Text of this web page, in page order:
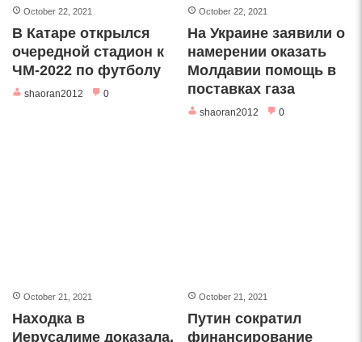
October 22, 2021
В Катаре открылся
очередной стадион к
ЧМ-2022 по футболу
shaoran2012 0
October 22, 2021
На Украине заявили о
намерении оказать
Молдавии помощь в
поставках газа
shaoran2012 0
October 21, 2021
Находка в
Иерусалиме доказала,
October 21, 2021
Путин сократил
финансирование